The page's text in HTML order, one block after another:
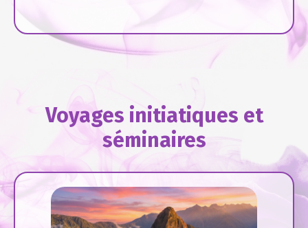
Voyages initiatiques et
séminaires